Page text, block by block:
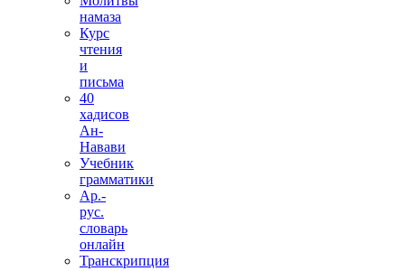
намаза
Курс
чтения
и
письма
40
хадисов
Ан-
Навави
Учебник
грамматики
Ар.-
рус.
словарь
онлайн
Транскрипция